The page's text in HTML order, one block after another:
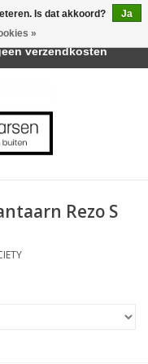
Rezo S
Is dat akkoord?
Ja
»
| Belvederelaan
verzendkosten